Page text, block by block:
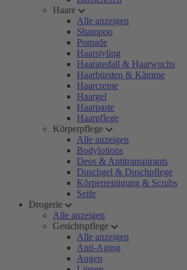
Haare
Alle anzeigen
Shampoo
Pomade
Haarstyling
Haarausfall & Haarwuchs
Haarbürsten & Kämme
Haarcreme
Haargel
Haarpaste
Haarpflege
Körperpflege
Alle anzeigen
Bodylotions
Deos & Antitranspirants
Duschgel & Duschpflege
Körperreinigung & Scrubs
Seife
Drogerie
Alle anzeigen
Gesichtspflege
Alle anzeigen
Anti-Aging
Augen